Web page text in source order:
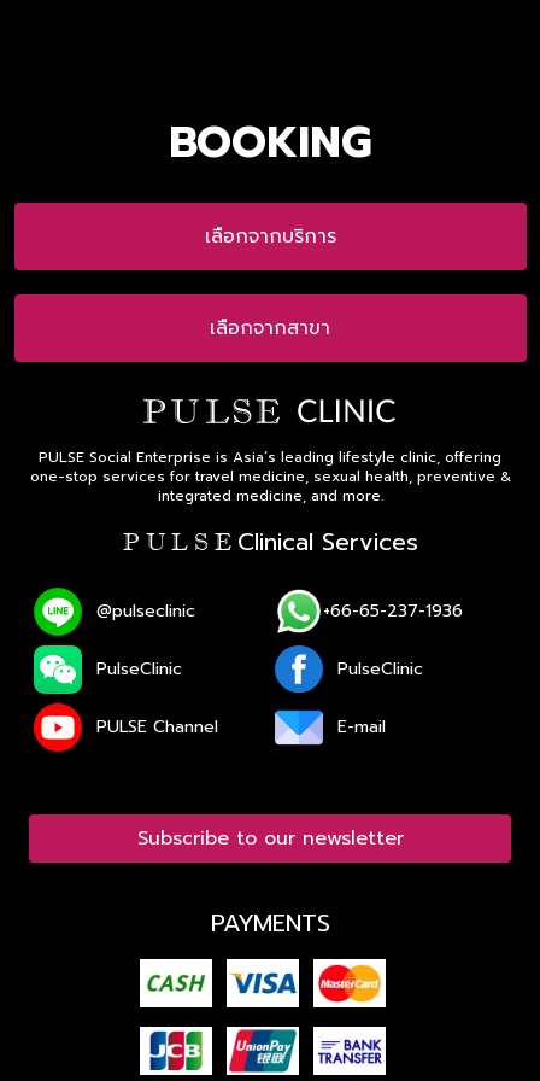
BOOKING
เลือกจากบริการ
เลือกจากสาขา
PULSE Social Enterprise is Asia’s leading lifestyle clinic, offering
one-stop services for travel medicine, sexual health, preventive &
integrated medicine, and more.
P U L S E Clinical Services
@pulseclinic +66-65-237-1936
PulseClinic PulseClinic
PULSE Channel E-mail
Subscribe to our newsletter
PAYMENTS